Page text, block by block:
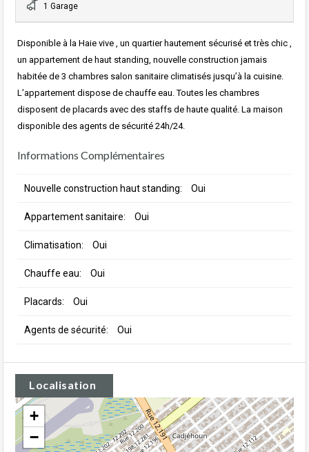
1 Garage
Disponible à la Haie vive , un quartier hautement sécurisé et très chic ,
un appartement de haut standing, nouvelle construction jamais
habitée de 3 chambres salon sanitaire climatisés jusqu’à la cuisine.
L’appartement dispose de chauffe eau. Toutes les chambres
disposent de placards avec des staffs de haute qualité. La maison
disponible des agents de sécurité 24h/24.
Informations Complémentaires
Nouvelle construction haut standing: Oui
Appartement sanitaire: Oui
Climatisation: Oui
Chauffe eau: Oui
Placards: Oui
Agents de sécurité: Oui
Localisation
+
−